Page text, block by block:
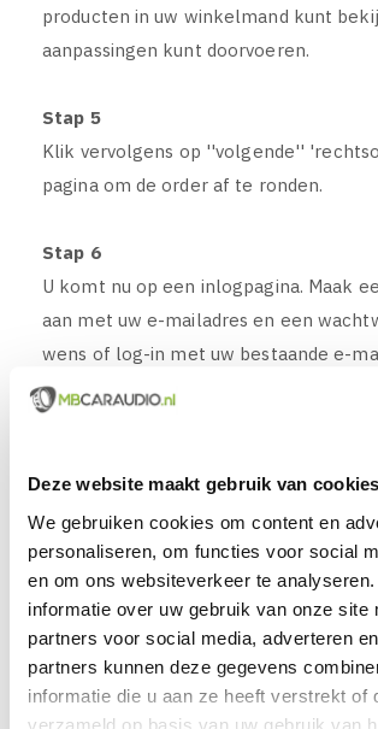
Deze website maakt gebruik van cookies
We gebruiken cookies om content en
personaliseren, om functies voor social
en om ons websiteverkeer te
informatie over uw gebruik van onze site
partners voor social media, adverteren
partners kunnen deze gegevens
informatie die u aan ze heeft verstrekt of
verzameld op basis van uw gebruik van
producten in uw winkelmand kunt
aanpassingen kunt doorvoeren.
Stap 5
Klik vervolgens op ''volgende''
pagina om de order af te ronden.
Stap 6
U komt nu op een inlogpagina. Maak
aan met uw e-mailadres en een
wens of log-in met uw bestaande e-
wachtwoord als u reeds eerder heeft
Besteld u voor het eerst, maak dan snel
adresgegevens in. Deze gegevens
om uw order te kunnen verwerken.
hoeft u slechts één keer in te geven.
kunt u altijd wijzigingen doorvoeren en
bestellingen volgen en facturen
Stap 7